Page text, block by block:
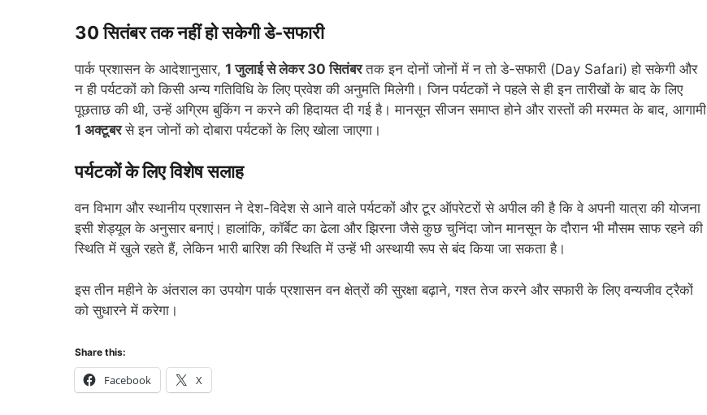
30 सितंबर तक नहीं हो सकेगी डे-सफारी
पार्क प्रशासन के आदेशानुसार, 1 जुलाई से लेकर 30 सितंबरतक इन दोनों जोनों में न तो डे-सफारी (Day Safari) हो सकेगी और
न ही पर्यटकों को किसी अन्य गतिविधि के लिए प्रवेश की अनुमति मिलेगी। जिन पर्यटकों ने पहले से ही इन तारीखों के बाद के लिए
पूछताछ की थी, उन्हें अग्रिम बुकिंग न करने की हिदायत दी गई है। मानसून सीजन समाप्त होने और रास्तों की मरम्मत के बाद, आगामी
1 अक्टूबरसे इन जोनों को दोबारा पर्यटकों के लिए खोला जाएगा।
पर्यटकों के लिए विशेष सलाह
वन विभाग और स्थानीय प्रशासन ने देश-विदेश से आने वाले पर्यटकों और टूर ऑपरेटरों से अपील की है कि वे अपनी यात्रा की योजना
इसी शेड्यूल के अनुसार बनाएं। हालांकि, कॉर्बेट का ढेला और झिरना जैसे कुछ चुनिंदा जोन मानसून के दौरान भी मौसम साफ रहने की
स्थिति में खुले रहते हैं, लेकिन भारी बारिश की स्थिति में उन्हें भी अस्थायी रूप से बंद किया जा सकता है।
इस तीन महीने के अंतराल का उपयोग पार्क प्रशासन वन क्षेत्रों की सुरक्षा बढ़ाने, गश्त तेज करने और सफारी के लिए वन्यजीव ट्रैकों
को सुधारने में करेगा।
Share this:
Facebook X